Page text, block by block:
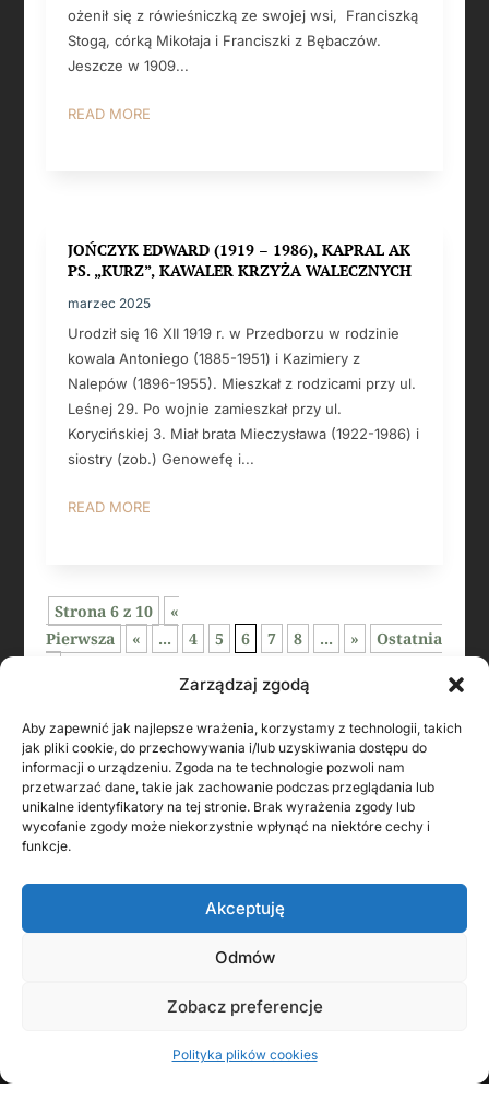
Zarządzaj zgodą
Aby zapewnić jak najlepsze wrażenia, korzystamy z technologii, takich
jak pliki cookie, do przechowywania i/lub uzyskiwania dostępu do
informacji o urządzeniu. Zgoda na te technologie pozwoli nam
przetwarzać dane, takie jak zachowanie podczas przeglądania lub
unikalne identyfikatory na tej stronie. Brak wyrażenia zgody lub
wycofanie zgody może niekorzystnie wpłynąć na niektóre cechy i
funkcje.
Akceptuję
Odmów
Zobacz preferencje
Polityka plików cookies
ożenił się z rówieśniczką ze swojej wsi, Franciszką
Stogą, córką Mikołaja i Franciszki z Bębaczów.
Jeszcze w 1909...
READ MORE
JOŃCZYK EDWARD (1919 – 1986), KAPRAL AK
PS. „KURZ”, KAWALER KRZYŻA WALECZNYCH
marzec 2025
Urodził się 16 XII 1919 r. w Przedborzu w rodzinie
kowala Antoniego (1885-1951) i Kazimiery z
Nalepów (1896-1955). Mieszkał z rodzicami przy ul.
Leśnej 29. Po wojnie zamieszkał przy ul.
Korycińskiej 3. Miał brata Mieczysława (1922-1986) i
siostry (zob.) Genowefę i...
READ MORE
Strona 6 z 10
«
Pierwsza
« ... 4 5 6 7 8 ... »
Ostatnia
KONTAKT Z AUTOREM